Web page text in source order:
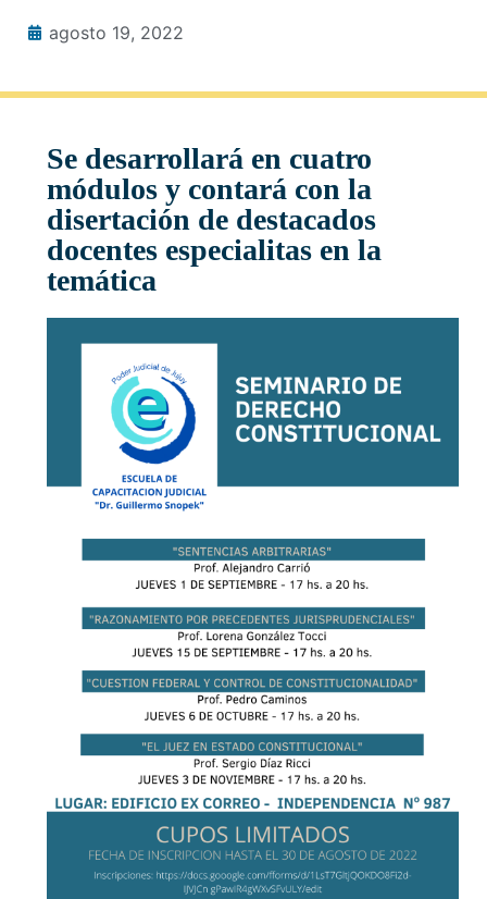
agosto 19, 2022
Se desarrollará en cuatro
módulos y contará con la
disertación de destacados
docentes especialitas en la
temática